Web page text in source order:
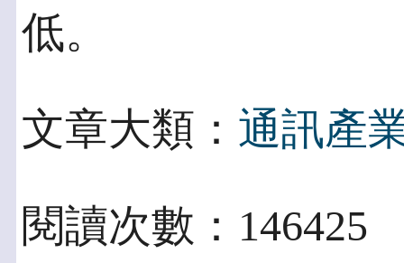
低。
文章大類： 通訊產
閱讀次數：